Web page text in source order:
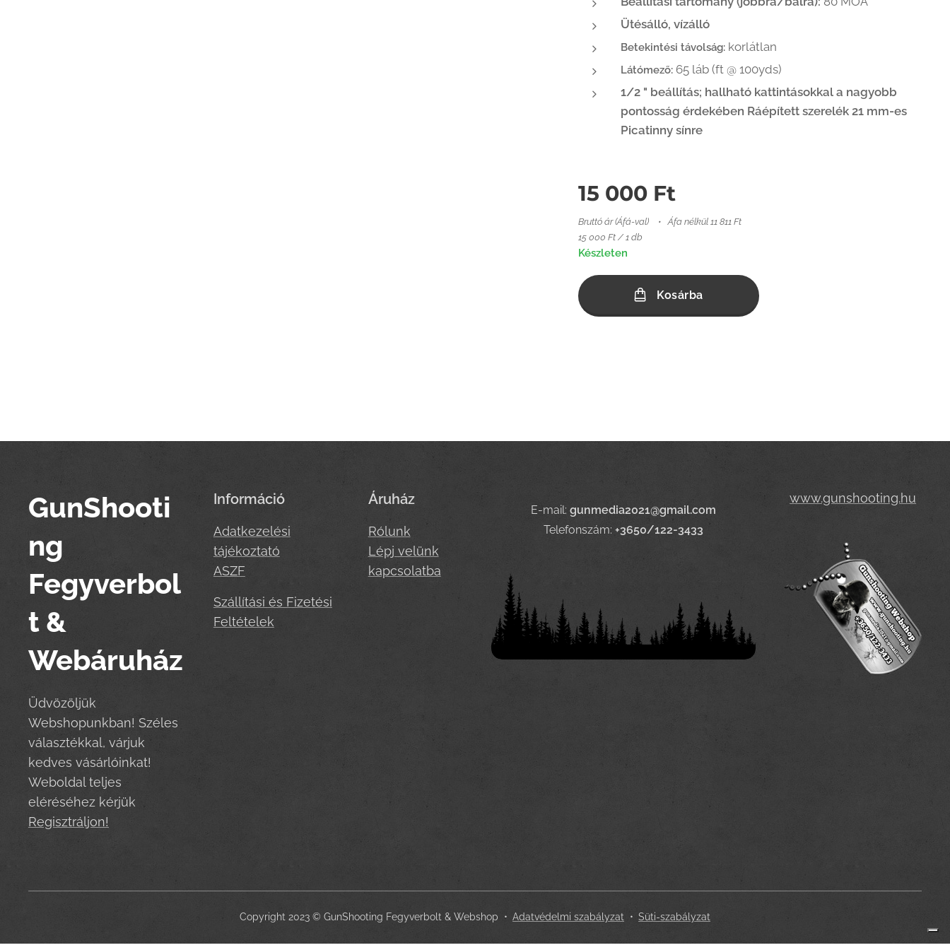
Ütésálló, vízálló
Betekintési távolság: korlátlan
Látómező: 65 láb (ft @ 100yds)
1/2 " beállítás; hallható kattintásokkal a nagyobb
pontosság érdekében Ráépített szerelék 21 mm-es
Picatinny sínre
15 000 Ft
Bruttó ár (Áfá-val)
Áfa nélkül 11 811 Ft
15 000 Ft / 1 db
Készleten
Kosárba
GunShooti
ng
Fegyverbol
t &
Webáruház
Üdvözöljük
Webshopunkban! Széles
választékkal, várjuk
kedves vásárlóinkat!
Weboldal teljes
eléréséhez kérjük
Regisztráljon!
Információ
Adatkezelési
tájékoztató
ASZF
Szállítási és Fizetési
Feltételek
Áruház
Rólunk
Lépj velünk
kapcsolatba
E-mail:gunmedia2021@gmail.com
Telefonszám:+3650/122-3433
www.gunshooting.hu
Copyright 2023 © GunShooting Fegyverbolt & Webshop Adatvédelmi szabályzat Süti-szabályzat